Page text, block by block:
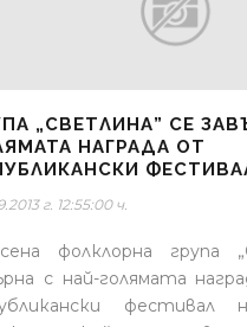
„СВЕТЛИНА” СЕ
НАГРАДА ОТ
г. 12:55:00 ч.
фолклорна група
с най-голямата